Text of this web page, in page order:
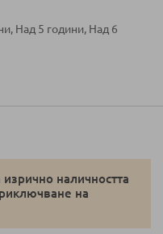
Над 5 години, Над 6
изрично наличността
на